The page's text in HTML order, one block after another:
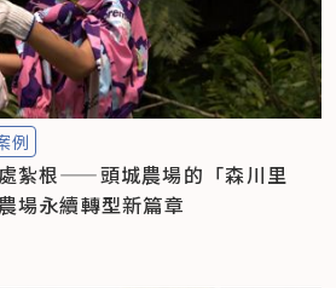
例
紮根——頭城農場的「森川里
場永續轉型新篇章